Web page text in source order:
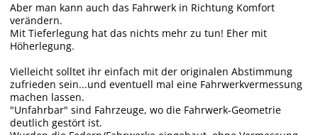
Aber man kann auch das Fahrwerk in Richtung Komfort
verändern.
Mit Tieferlegung hat das nichts mehr zu tun! Eher mit
Höherlegung.
Vielleicht solltet ihr einfach mit der originalen Abstimmung
zufrieden sein...und eventuell mal eine Fahrwerkvermessung
machen lassen.
"Unfahrbar" sind Fahrzeuge, wo die Fahrwerk-Geometrie
deutlich gestört ist.